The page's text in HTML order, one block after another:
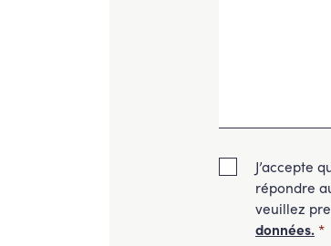
J’accepte
répondre
veuillez
données. *